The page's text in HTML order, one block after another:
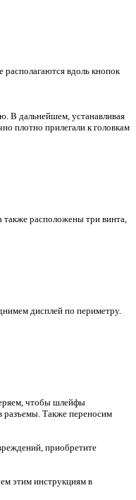
располагаются вдоль кнопок
В дальнейшем, устанавливая
плотно прилегали к головкам
расположены три винта,
дисплей по периметру.
чтобы шлейфы
разъемы. Также переносим
приобретите
этим инструкциям в